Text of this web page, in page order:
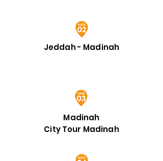
Jeddah - Madinah
Madinah
City Tour Madinah